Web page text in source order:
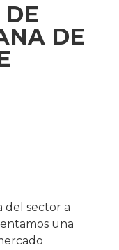
DE
del sector a
una